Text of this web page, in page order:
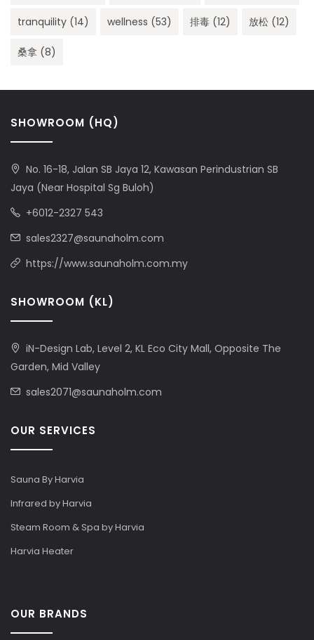
tranquility (14) wellness (53) 排毒 (12) 放松 (12)
桑拿 (8)
SHOWROOM (HQ)
No. 16-18, Jalan SB Jaya 12, Kawasan Perindustrian SB
Jaya (Near Hospital Sg Buloh)
+6012-2327 543
sales2327@saunaholm.com
https://www.saunaholm.com.my
SHOWROOM (KL)
iN-Design Lab, Level 2, KL Eco City Mall, Opposite The
Garden, Mid Valley
sales2071@saunaholm.com
OUR SERVICES
Sauna By Harvia
Infrared by Harvia
Steam Room & Spa by Harvia
Harvia Heater
OUR BRANDS